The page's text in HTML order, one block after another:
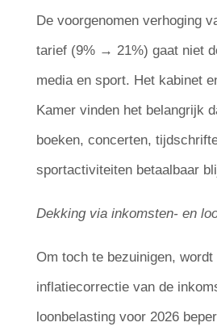
De voorgenomen verhoging
tarief (9% → 21%) gaat niet
media en sport. Het kabinet
Kamer vinden het belangrijk
boeken, concerten,
sportactiviteiten betaalbaar
Dekking via inkomsten- en
Om toch te bezuinigen, wordt
inflatiecorrectie van de
loonbelasting voor 2026